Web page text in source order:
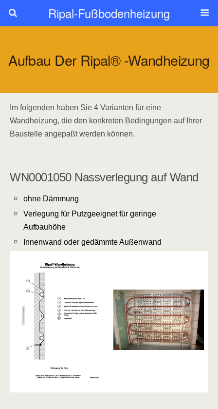
Ripal-Fußbodenheizung
Aufbau Der Ripal® -Wandheizung
Im folgenden haben Sie 4 Varianten für eine
Wandheizung, die den konkreten Bedingungen auf Ihrer
Baustelle angepaßt werden können.
WN0001050 Nassverlegung auf Wand
ohne Dämmung
Verlegung für Putzgeeignet für geringe
Aufbauhöhe
Innenwand oder gedämmte Außenwand